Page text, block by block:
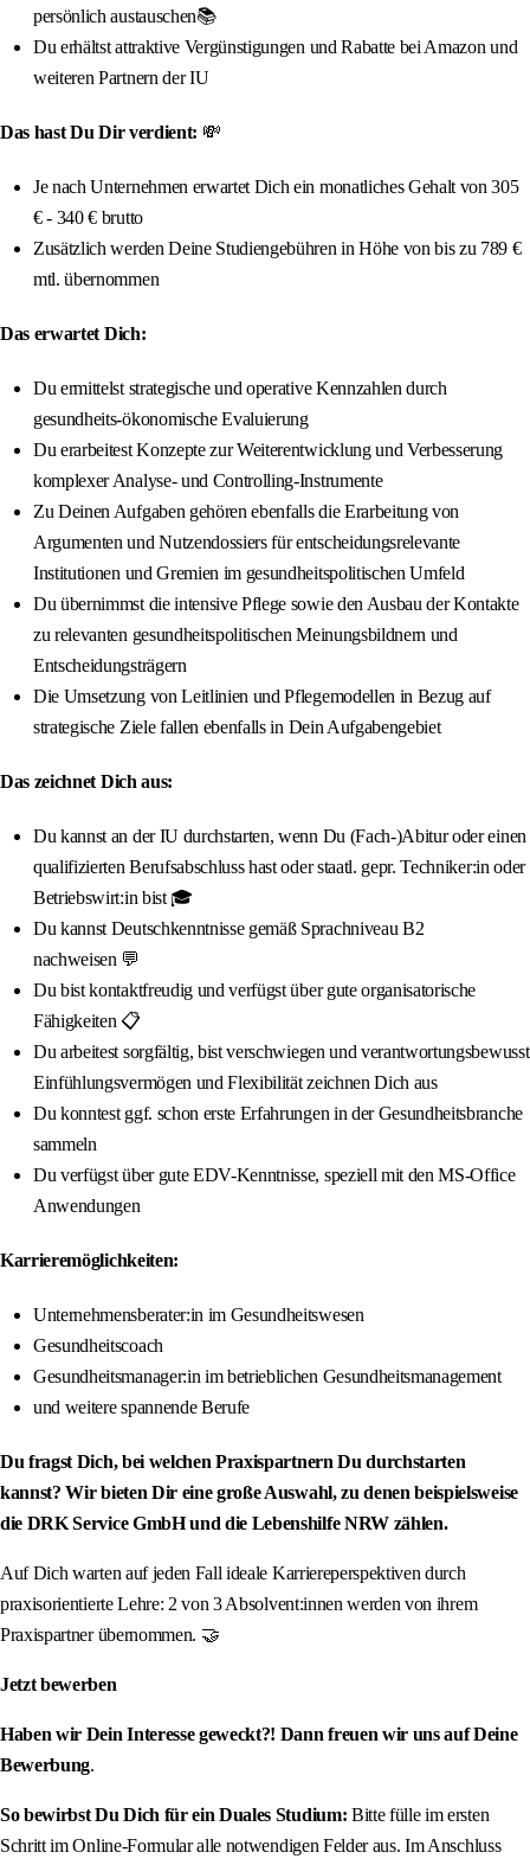
persönlich austauschen📚
Du erhältst attraktive Vergünstigungen und Rabatte bei Amazon und
weiteren Partnern der IU
Das hast Du Dir verdient: 💸
Je nach Unternehmen erwartet Dich ein monatliches Gehalt von 305
€ - 340 € brutto
Zusätzlich werden Deine Studiengebühren in Höhe von bis zu 789 €
mtl. übernommen
Das erwartet Dich:
Du ermittelst strategische und operative Kennzahlen durch
gesundheits-ökonomische Evaluierung
Du erarbeitest Konzepte zur Weiterentwicklung und Verbesserung
komplexer Analyse- und Controlling-Instrumente
Zu Deinen Aufgaben gehören ebenfalls die Erarbeitung von
Argumenten und Nutzendossiers für entscheidungsrelevante
Institutionen und Gremien im gesundheitspolitischen Umfeld
Du übernimmst die intensive Pflege sowie den Ausbau der Kontakte
zu relevanten gesundheitspolitischen Meinungsbildnern und
Entscheidungsträgern
Die Umsetzung von Leitlinien und Pflegemodellen in Bezug auf
strategische Ziele fallen ebenfalls in Dein Aufgabengebiet
Das zeichnet Dich aus:
Du kannst an der IU durchstarten, wenn Du (Fach-)Abitur oder einen
qualifizierten Berufsabschluss hast oder staatl. gepr. Techniker:in oder
Betriebswirt:in bist 🎓
Du kannst Deutschkenntnisse gemäß Sprachniveau B2
nachweisen 💬
Du bist kontaktfreudig und verfügst über gute organisatorische
Fähigkeiten 📋
Du arbeitest sorgfältig, bist verschwiegen und verantwortungsbewusst
Einfühlungsvermögen und Flexibilität zeichnen Dich aus
Du konntest ggf. schon erste Erfahrungen in der Gesundheitsbranche
sammeln
Du verfügst über gute EDV-Kenntnisse, speziell mit den MS-Office
Anwendungen
Karrieremöglichkeiten:
Unternehmensberater:in im Gesundheitswesen
Gesundheitscoach
Gesundheitsmanager:in im betrieblichen Gesundheitsmanagement
und weitere spannende Berufe
Du fragst Dich, bei welchen Praxispartnern Du durchstarten
kannst? Wir bieten Dir eine große Auswahl, zu denen beispielsweise
die DRK Service GmbH und die Lebenshilfe NRW zählen.
Auf Dich warten auf jeden Fall ideale Karriereperspektiven durch
praxisorientierte Lehre: 2 von 3 Absolvent:innen werden von ihrem
Praxispartner übernommen. 🤝
Jetzt bewerben
Haben wir Dein Interesse geweckt?! Dann freuen wir uns auf Deine
Bewerbung.
So bewirbst Du Dich für ein Duales Studium: Bitte fülle im ersten
Schritt im Online-Formular alle notwendigen Felder aus. Im Anschluss